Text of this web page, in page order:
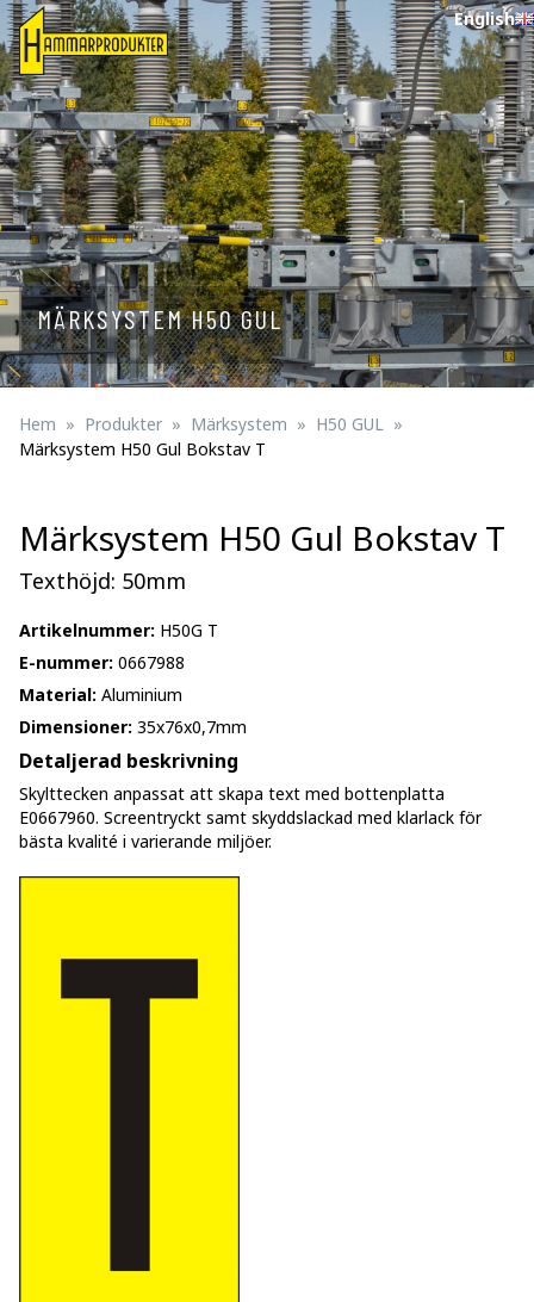
English
MÄRKSYSTEM H50 GUL
Hem Produkter Märksystem
H50 GUL
Märksystem H50 Gul Bokstav T
Märksystem H50 Gul Bokstav T
Texthöjd: 50mm
Artikelnummer: H50G T
E-nummer: 0667988
Material: Aluminium
Dimensioner: 35x76x0,7mm
Detaljerad beskrivning
Skylttecken anpassat att skapa text med bottenplatta
E0667960. Screentryckt samt skyddslackad med klarlack för
bästa kvalité i varierande miljöer.